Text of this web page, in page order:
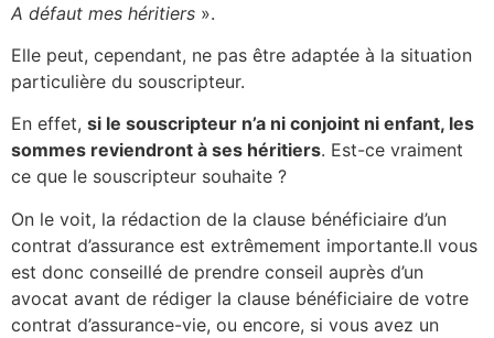
A défaut mes héritiers ».
Elle peut, cependant, ne pas être adaptée à la situation
particulière du souscripteur.
En effet, si le souscripteur n’a ni conjoint ni enfant, les
sommes reviendront à ses héritiers. Est-ce vraiment
ce que le souscripteur souhaite ?
On le voit, la rédaction de la clause bénéficiaire d’un
contrat d’assurance est extrêmement importante.Il vous
est donc conseillé de prendre conseil auprès d’un
avocat avant de rédiger la clause bénéficiaire de votre
contrat d’assurance-vie, ou encore, si vous avez un